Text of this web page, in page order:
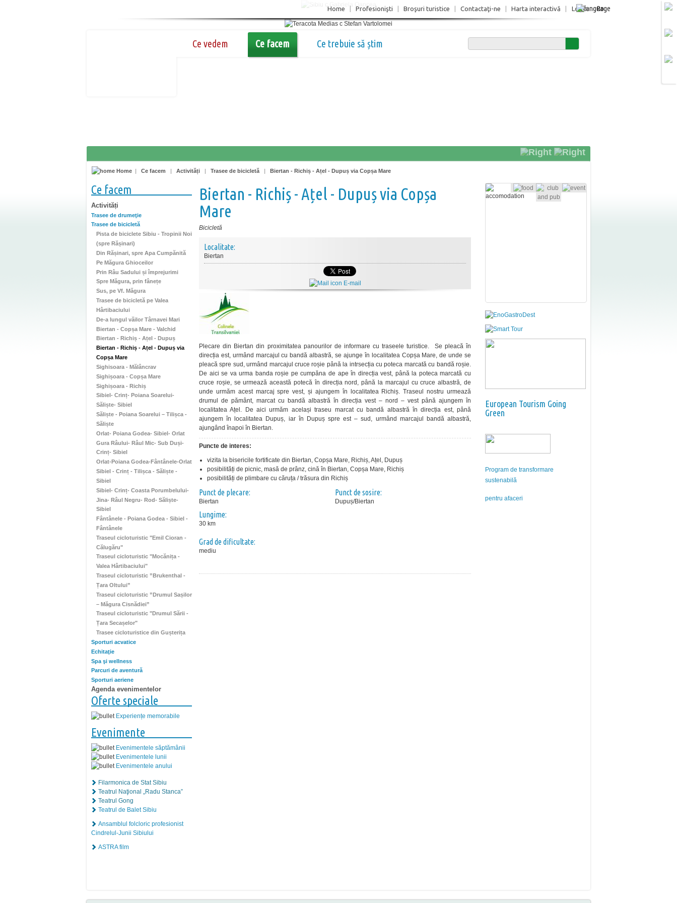
Login Ro
Home Profesionişti Broşuri turistice Contactaţi-ne Harta interactivă
Ce vedem Ce facem Ce trebuie să știm
Home | Ce facem | Activități | Trasee de bicicletă | Biertan - Richiș - Ațel - Dupuș via Copșa Mare
Ce facem
Activități
Trasee de drumeţie
Trasee de bicicletă
Pista de biciclete Sibiu - Tropinii Noi
(spre Rășinari)
Din Rășinari, spre Apa Cumpănită
Pe Măgura Ghioceilor
Prin Râu Sadului și împrejurimi
Spre Măgura, prin fânețe
Sus, pe Vf. Măgura
Trasee de bicicletă pe Valea
Hârtibaciului
De-a lungul văilor Târnavei Mari
Biertan - Copșa Mare - Valchid
Biertan - Richiș - Ațel - Dupuș
Biertan - Richiș - Ațel - Dupuș via
Copșa Mare
Sighisoara - Mălâncrav
Sighișoara - Copșa Mare
Sighișoara - Richiș
Sibiel- Crinț- Poiana Soarelui-
Săliște- Sibiel
Săliște - Poiana Soarelui – Tilișca -
Săliște
Orlat- Poiana Godea- Sibiel- Orlat
Gura Râului- Râul Mic- Sub Duși-
Crinț- Sibiel
Orlat-Poiana Godea-Fântânele-Orlat
Sibiel - Crinț - Tilișca - Săliște -
Sibiel
Sibiel- Crinț- Coasta Porumbelului-
Jina- Râul Negru- Rod- Săliște-
Sibiel
Fântânele - Poiana Godea - Sibiel -
Fântânele
Traseul cicloturistic "Emil Cioran -
Călugăru"
Traseul cicloturistic "Mocănița -
Valea Hârtibaciului"
Traseul cicloturistic ”Brukenthal -
Țara Oltului”
Traseul cicloturistic ”Drumul Sașilor
– Măgura Cisnădiei”
Traseul cicloturistic "Drumul Sării -
Țara Secașelor"
Trasee cicloturistice din Gușterița
Sporturi acvatice
Echitaţie
Spa şi wellness
Parcuri de aventură
Sporturi aeriene
Agenda evenimentelor
Oferte speciale
Experiențe memorabile
Evenimente
Evenimentele săptămânii
Evenimentele lunii
Evenimentele anului
Filarmonica de Stat Sibiu
Teatrul Naţional „Radu Stanca”
Teatrul Gong
Teatrul de Balet Sibiu
Ansamblul folcloric profesionist
Cindrelul-Junii Sibiului
ASTRA film
Biertan - Richiș - Ațel - Dupuș via Copșa
Mare
Bicicletă
Localitate:
Biertan
E-mail
Plecare din Biertan din proximitatea panourilor de informare cu traseele turistice. Se pleacă în
direcția est, urmând marcajul cu bandă albastră, se ajunge în localitatea Copșa Mare, de unde se
pleacă spre sud, urmând marcajul cruce roșie până la intrsecția cu poteca marcată cu bandă roșie.
De aici se va urma banda roșie pe cumpăna de ape în direcția vest, până la poteca marcată cu
cruce roșie, se urmează această potecă în direcția nord, până la marcajul cu cruce albastră, de
unde urmăm acest marcaj spre vest, și ajungem în localitatea Richiș. Traseul nostru urmează
drumul de pământ, marcat cu bandă albastră în direcția vest – nord – vest până ajungem în
localitatea Ațel. De aici urmăm același traseu marcat cu bandă albastră în direcția est, până
ajungem în localitatea Dupuș, iar în Dupuș spre est – sud, urmând marcajul bandă albastră,
ajungând înapoi în Biertan.
Puncte de interes:
vizita la bisericile fortificate din Biertan, Copșa Mare, Richiș, Ațel, Dupuș
posibilități de picnic, masă de prânz, cină în Biertan, Copșa Mare, Richiș
posibilități de plimbare cu căruța / trăsura din Richiș
Punct de plecare:
Biertan
Lungime:
30 km
Punct de sosire:
Dupuș/Biertan
Grad de dificultate:
mediu
European Tourism Going
Green
Program de transformare
sustenabilă
pentru afaceri